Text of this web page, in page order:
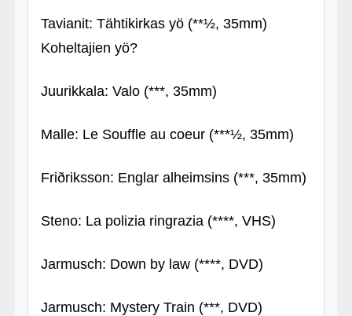
Tavianit: Tähtikirkas yö (**½, 35mm)
Koheltajien yö?
Juurikkala: Valo (***, 35mm)
Malle: Le Souffle au coeur (***½, 35mm)
Friðriksson: Englar alheimsins (***, 35mm)
Steno: La polizia ringrazia (****, VHS)
Jarmusch: Down by law (****, DVD)
Jarmusch: Mystery Train (***, DVD)